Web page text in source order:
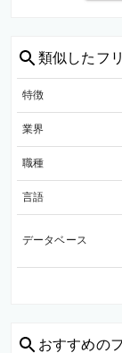
類似した フ
特徴
業界
職種
言語
データベース
おすすめの